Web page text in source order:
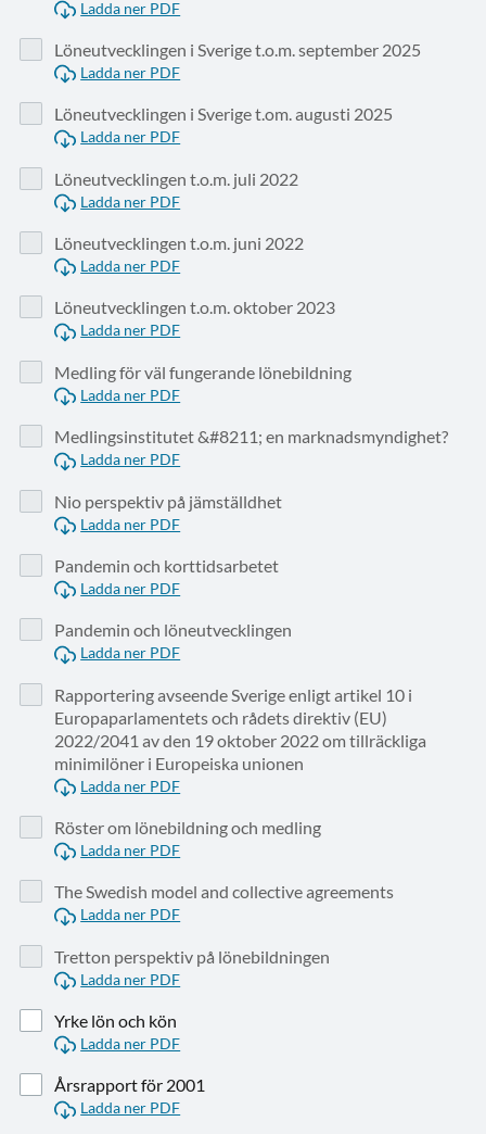
Ladda ner PDF
Löneutvecklingen i Sverige t.o.m. september 2025
Ladda ner PDF
Löneutvecklingen i Sverige t.om. augusti 2025
Ladda ner PDF
Löneutvecklingen t.o.m. juli 2022
Ladda ner PDF
Löneutvecklingen t.o.m. juni 2022
Ladda ner PDF
Löneutvecklingen t.o.m. oktober 2023
Ladda ner PDF
Medling för väl fungerande lönebildning
Ladda ner PDF
Medlingsinstitutet &#8211; en marknadsmyndighet?
Ladda ner PDF
Nio perspektiv på jämställdhet
Ladda ner PDF
Pandemin och korttidsarbetet
Ladda ner PDF
Pandemin och löneutvecklingen
Ladda ner PDF
Rapportering avseende Sverige enligt artikel 10 i
Europaparlamentets och rådets direktiv (EU)
2022/2041 av den 19 oktober 2022 om tillräckliga
minimilöner i Europeiska unionen
Ladda ner PDF
Röster om lönebildning och medling
Ladda ner PDF
The Swedish model and collective agreements
Ladda ner PDF
Tretton perspektiv på lönebildningen
Ladda ner PDF
Yrke lön och kön
Ladda ner PDF
Årsrapport för 2001
Ladda ner PDF